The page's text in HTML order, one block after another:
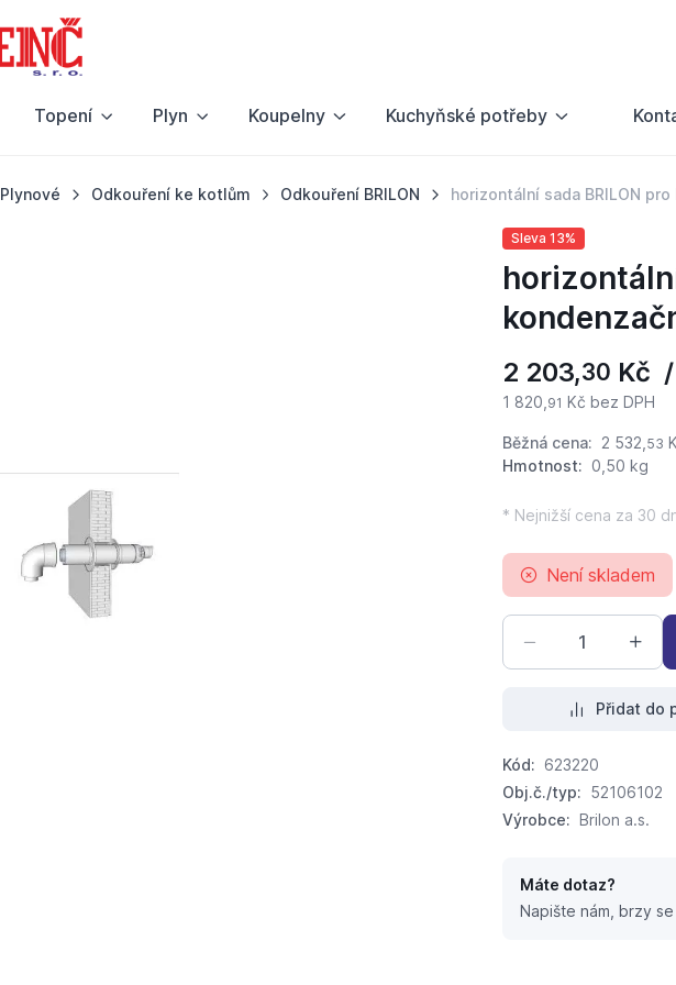
Topení Plyn Koupelny Kuchyňské potřeby
Plynové Odkouření ke kotlům Odkouření BRILON horizontální sada BRILON
Sleva 13%
2 203,30 Kč
1 820, 91 Kč bez DPH
Běžná cena: 2 532, 53
Hmotnost: 0,50 kg
* Nejnižší cena za 30
Není skladem
Přidat do
Kód: 623220
Obj.č./typ: 52106102
Výrobce: Brilon a.s.
Máte dotaz?
Napište nám, brzy